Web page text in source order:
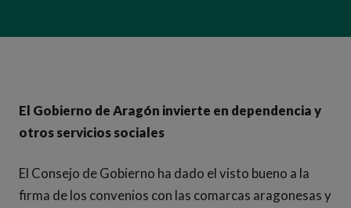
El Gobierno de Aragón invierte en dependencia y
otros servicios sociales
El Consejo de Gobierno ha dado el visto bueno a la
firma de los convenios con las comarcas aragonesas y